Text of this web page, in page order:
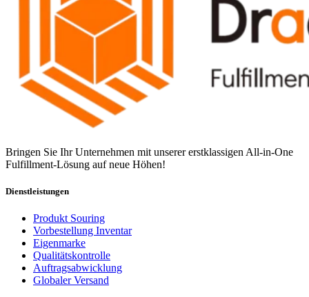
Bringen Sie Ihr Unternehmen mit unserer erstklassigen All-in-One
Fulfillment-Lösung auf neue Höhen!
Dienstleistungen
Produkt Souring
Vorbestellung Inventar
Eigenmarke
Qualitätskontrolle
Auftragsabwicklung
Globaler Versand